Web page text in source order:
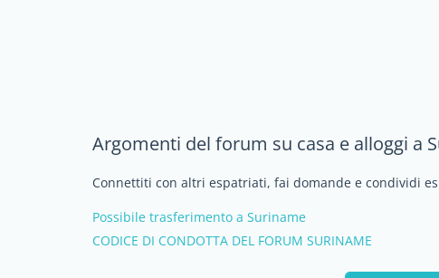
Argomenti del forum su casa e alloggi a
Connettiti con altri espatriati, fai domande e condividi
Possibile trasferimento a Suriname
CODICE DI CONDOTTA DEL FORUM SURINAME